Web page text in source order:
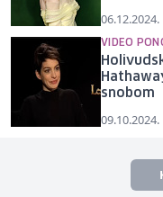
06.12.2024.
VIDEO
snobom